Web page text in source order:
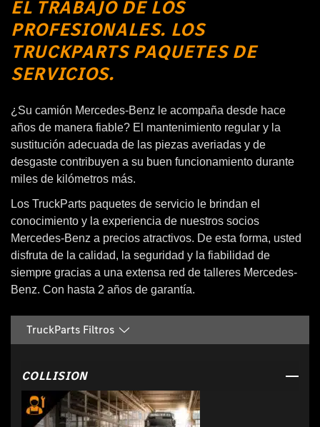
EL TRABAJO DE LOS
PROFESIONALES. LOS
TRUCKPARTS PAQUETES DE
SERVICIOS.
¿Su camión Mercedes-Benz le acompaña desde hace
años de manera fiable? El mantenimiento regular y la
sustitución adecuada de las piezas averiadas y de
desgaste contribuyen a su buen funcionamiento durante
miles de kilómetros más.
Los TruckParts paquetes de servicio le brindan el
conocimiento y la experiencia de nuestros socios
Mercedes-Benz a precios atractivos. De esta forma, usted
disfruta de la calidad, la seguridad y la fiabilidad de
siempre gracias a una extensa red de talleres Mercedes-
Benz. Con hasta 2 años de garantía.
TruckParts Filtros
COLLISION